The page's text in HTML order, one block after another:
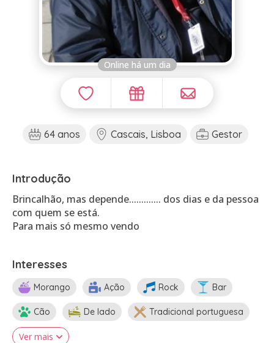
Online há um dia
64 anos Cascais, Lisboa Gestor
Introdução
Brincalhão, mas depende............. dos dias e da pessoa
com quem se está.
Para mais só mesmo vendo
Interesses
Morango Ação Rock Bar
Cão De lado Tradicional portuguesa
Ver mais